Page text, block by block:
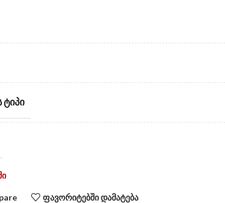
ᲢᲘᲞᲘ
ფავორიტებში დამატება